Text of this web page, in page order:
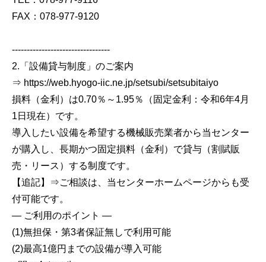
FAX：078-977-9120
---------------------------------
2.「設備貸与制度」のご案内
⇒ https://web.hyogo-iic.ne.jp/setsubi/setsubitaiyo
損料（金利）は0.70％～1.95％（固定金利：令和6年4月
1日現在）です。
導入したい設備を希望する機械販売業者から当センター
が購入し、長期かつ固定損料（金利）で貸与（割賦販
売・リース）する制度です。
【追記】⇒ご相談は、当センターホームページからも受
付可能です。
― ご利用のポイント ―
(1)無担保・第3者保証無しで利用可能
(2)最高1億円までの設備が導入可能